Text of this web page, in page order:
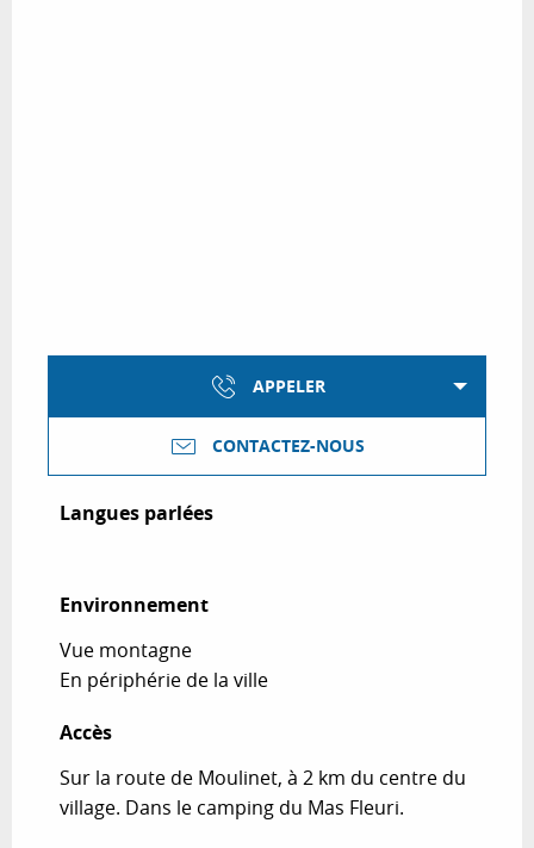
APPELER
CONTACTEZ-NOUS
Langues parlées
Langues parlées
Environnement
Environnement
Vue montagne
En périphérie de la ville
Accès
Accès
Sur la route de Moulinet, à 2 km du centre du
village. Dans le camping du Mas Fleuri.